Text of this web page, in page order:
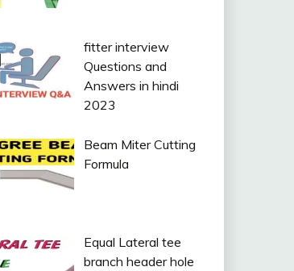
fitter interview
Questions and
Answers in hindi
2023
Beam Miter Cutting
Formula
Equal Lateral tee
branch header hole